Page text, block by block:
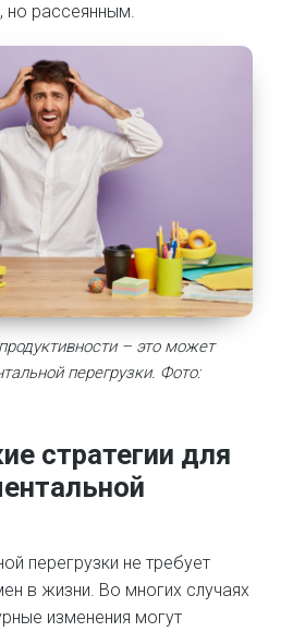
но рассеянным.
– это может
перегрузки. Фото:
стратегии для
перегрузки не требует
в жизни. Во многих случаях
изменения могут